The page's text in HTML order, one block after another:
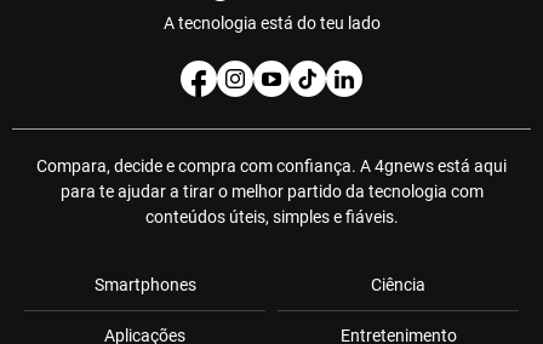
A tecnologia está do teu lado
Compara, decide e compra com confiança. A 4gnews está aqui
para te ajudar a tirar o melhor partido da tecnologia com
conteúdos úteis, simples e fiáveis.
Smartphones
Aplicações
Ciência
Entretenimento